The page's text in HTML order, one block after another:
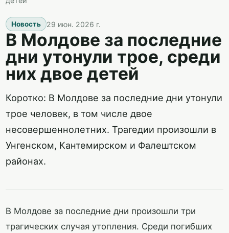
Новость 29 июн. 2026 г.
В Молдове за последние
дни утонули трое, среди
них двое детей
Коротко: В Молдове за последние дни утонули
трое человек, в том числе двое
несовершеннолетних. Трагедии произошли в
Унгенском, Кантемирском и Фалештском
районах.
В Молдове за последние дни произошли три
трагических случая утопления. Среди погибших